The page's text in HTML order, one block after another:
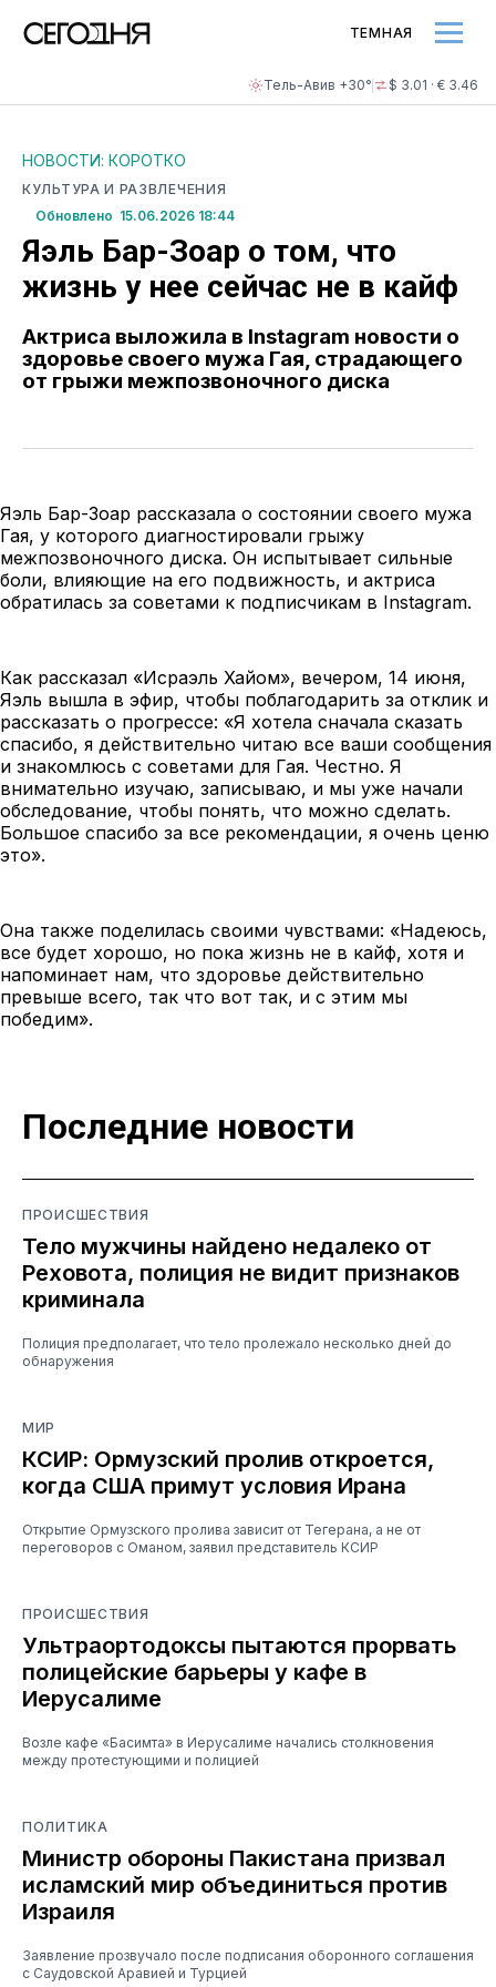
Тель-Авив +30° $ 3.01 · € 3.46
ТЕМНАЯ
НОВОСТИ: КОРОТКО
КУЛЬТУРА И РАЗВЛЕЧЕНИЯ
Обновлено 15.06.2026 18:44
Яэль Бар-Зоар о том, что
жизнь у нее сейчас не в кайф
Актриса выложила в Instagram новости о
здоровье своего мужа Гая, страдающего
от грыжи межпозвоночного диска
Яэль Бар-Зоар рассказала о состоянии своего мужа
Гая, у которого диагностировали грыжу
межпозвоночного диска. Он испытывает сильные
боли, влияющие на его подвижность, и актриса
обратилась за советами к подписчикам в Instagram.
Как рассказал «Исраэль Хайом», вечером, 14 июня,
Яэль вышла в эфир, чтобы поблагодарить за отклик и
рассказать о прогрессе: «Я хотела сначала сказать
спасибо, я действительно читаю все ваши сообщения
и знакомлюсь с советами для Гая. Честно. Я
внимательно изучаю, записываю, и мы уже начали
обследование, чтобы понять, что можно сделать.
Большое спасибо за все рекомендации, я очень ценю
это».
Она также поделилась своими чувствами: «Надеюсь,
все будет хорошо, но пока жизнь не в кайф, хотя и
напоминает нам, что здоровье действительно
превыше всего, так что вот так, и с этим мы
победим».
Последние новости
ПРОИСШЕСТВИЯ
Тело мужчины найдено недалеко от
Реховота, полиция не видит признаков
криминала
Полиция предполагает, что тело пролежало несколько дней до
обнаружения
МИР
КСИР: Ормузский пролив откроется,
когда США примут условия Ирана
Открытие Ормузского пролива зависит от Тегерана, а не от
переговоров с Оманом, заявил представитель КСИР
ПРОИСШЕСТВИЯ
Ультраортодоксы пытаются прорвать
полицейские барьеры у кафе в
Иерусалиме
Возле кафе «Басимта» в Иерусалиме начались столкновения
между протестующими и полицией
ПОЛИТИКА
Министр обороны Пакистана призвал
исламский мир объединиться против
Израиля
Заявление прозвучало после подписания оборонного соглашения
с Саудовской Аравией и Турцией